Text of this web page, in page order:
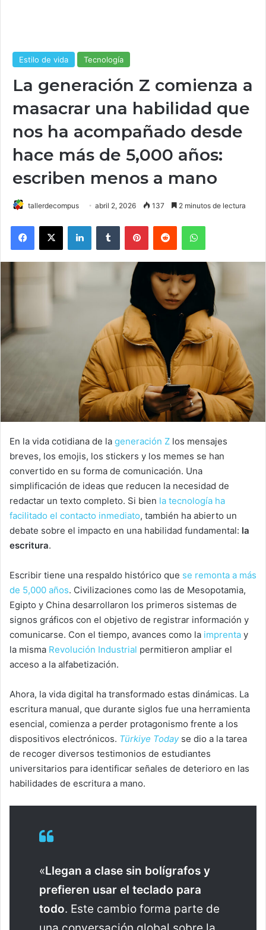
Estilo de vida Tecnología
La generación Z comienza a
masacrar una habilidad que
nos ha acompañado desde
hace más de 5,000 años:
escriben menos a mano
tallerdecompus abril 2, 2026 137 2 minutos de lectura
En la vida cotidiana de la generación Z los mensajes
breves, los emojis, los stickers y los memes se han
convertido en su forma de comunicación. Una
simplificación de ideas que reducen la necesidad de
redactar un texto completo. Si bien la tecnología ha
facilitado el contacto inmediato, también ha abierto un
debate sobre el impacto en una habilidad fundamental: la
escritura.
Escribir tiene una respaldo histórico que se remonta a más
de 5,000 años. Civilizaciones como las de Mesopotamia,
Egipto y China desarrollaron los primeros sistemas de
signos gráficos con el objetivo de registrar información y
comunicarse. Con el tiempo, avances como la imprenta y
la misma Revolución Industrial permitieron ampliar el
acceso a la alfabetización.
Ahora, la vida digital ha transformado estas dinámicas. La
escritura manual, que durante siglos fue una herramienta
esencial, comienza a perder protagonismo frente a los
dispositivos electrónicos. Türkiye Todayse dio a la tarea
de recoger diversos testimonios de estudiantes
universitarios para identificar señales de deterioro en las
habilidades de escritura a mano.
«Llegan a clase sin bolígrafos y
prefieren usar el teclado para
todo. Este cambio forma parte de